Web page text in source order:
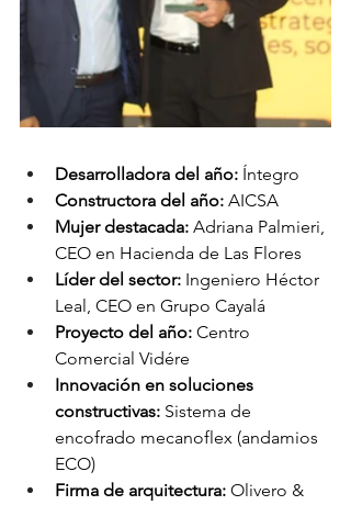
Desarrolladora del año: Íntegro
Constructora del año: AICSA
Mujer destacada: Adriana Palmieri,
CEO en Hacienda de Las Flores
Líder del sector: Ingeniero Héctor
Leal, CEO en Grupo Cayalá
Proyecto del año: Centro
Comercial Vidére
Innovación en soluciones
constructivas: Sistema de
encofrado mecanoflex (andamios
ECO)
Firma de arquitectura: Olivero &